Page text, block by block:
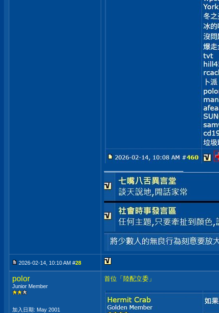
2026-02-14, 10:10 AM #28
polor
Junior Member
加入日期: May 2001
首位「陸配立委」